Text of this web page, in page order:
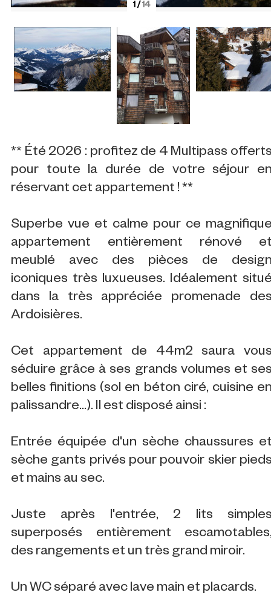
1/14
** Été 2026 : profitez de 4 Multipass
pour toute la durée de votre séjour
réservant cet appartement ! **
Superbe vue et calme pour ce
appartement entièrement rénové
meublé avec des pièces de
iconiques très luxueuses. Idéalement
dans la très appréciée promenade
Ardoisières.
Cet appartement de 44m2 saura
séduire grâce à ses grands volumes et
belles finitions (sol en béton ciré, cuisine
palissandre...). Il est disposé ainsi :
Entrée équipée d'un sèche chaussures
sèche gants privés pour pouvoir skier
et mains au sec.
Juste après l'entrée, 2 lits
superposés entièrement
des rangements et un très grand miroir.
Un WC séparé avec lave main et placards.